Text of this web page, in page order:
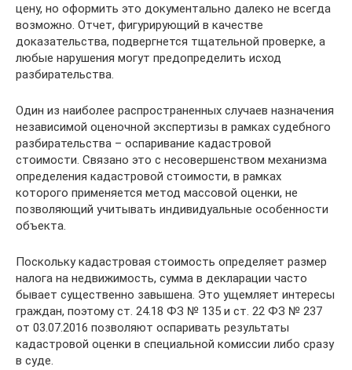
цену, но оформить это документально далеко не всегда
возможно. Отчет, фигурирующий в качестве
доказательства, подвергнется тщательной проверке, а
любые нарушения могут предопределить исход
разбирательства.
Один из наиболее распространенных случаев назначения
независимой оценочной экспертизы в рамках судебного
разбирательства – оспаривание кадастровой
стоимости. Связано это с несовершенством механизма
определения кадастровой стоимости, в рамках
которого применяется метод массовой оценки, не
позволяющий учитывать индивидуальные особенности
объекта.
Поскольку кадастровая стоимость определяет размер
налога на недвижимость, сумма в декларации часто
бывает существенно завышена. Это ущемляет интересы
граждан, поэтому ст. 24.18 ФЗ № 135 и ст. 22 ФЗ № 237
от 03.07.2016 позволяют оспаривать результаты
кадастровой оценки в специальной комиссии либо сразу
в суде.